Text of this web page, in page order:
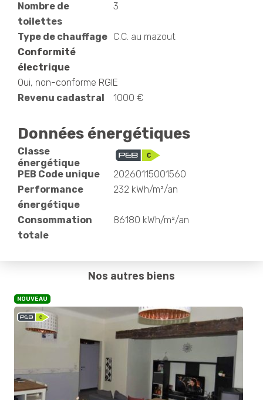
Nombre de
toilettes
3
Type de chauffage C.C. au mazout
Conformité
électrique
Oui, non-conforme RGIE
Revenu cadastral
1000 €
Données énergétiques
Classe
énergétique
PEB Code unique
20260115001560
Performance
énergétique
232 kWh/m²/an
Consommation
totale
86180 kWh/m²/an
Nos autres biens
NOUVEAU